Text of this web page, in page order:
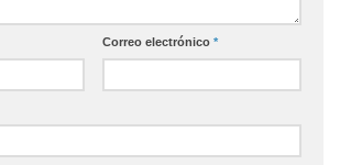
Correo electrónico *